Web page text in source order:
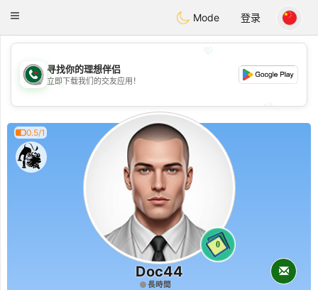
Weshrak
Toggle
Mode 登录
💖
💕
💕
寻找你的理想伴侣
立即下载我们的交友应用！
0.5/1
0
Doc44
長時間